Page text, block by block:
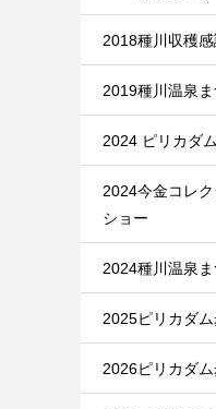
2018種川収穫
2019種川温泉
2024 ピリカダ
2024今金コレ
ショー
2024種川温泉ま
2025ピリカダ
2026ピリカダ